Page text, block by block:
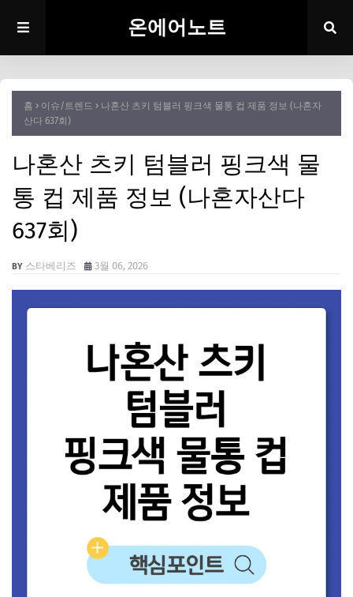
온에어노트
홈 이슈/트렌드
나혼산 츠키 텀블러 핑크색 물통 컵 제품 정보 (나혼자
산다 637회)
나혼산 츠키 텀블러 핑크색 물
통 컵 제품 정보 (나혼자산다
637회)
스타베리즈 3월 06, 2026